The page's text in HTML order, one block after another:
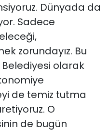
Dünyada da
Sadece
zorundayız. Bu
olarak
de temiz tutma
O
de bugün